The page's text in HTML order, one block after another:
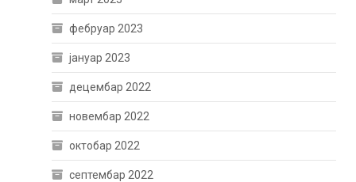
фебруар 2023
јануар 2023
децембар 2022
новембар 2022
октобар 2022
септембар 2022